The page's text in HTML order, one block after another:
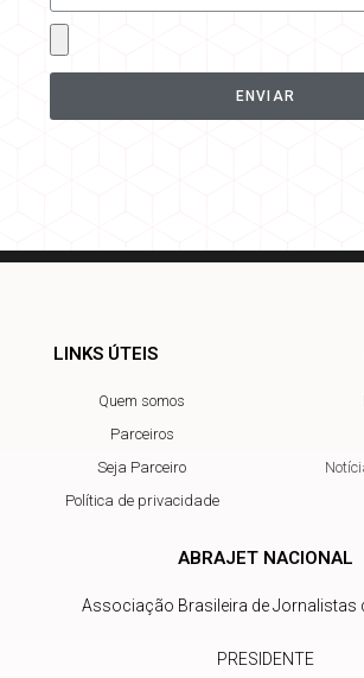
ENVIAR
LINKS ÚTEIS
Quem somos
Parceiros
Seja Parceiro
Política de privacidade
ABRAJET NACIONAL
Associação Brasileira de Jornalistas
PRESIDENTE